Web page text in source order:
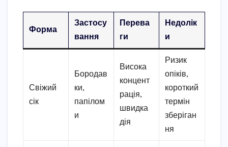
Форма
Застосу
вання
Перева
ги
Недолік
и
Свіжий
сік
Бородав
ки,
папілом
и
Висока
концент
рація,
швидка
дія
Ризик
опіків,
короткий
термін
зберіган
ня